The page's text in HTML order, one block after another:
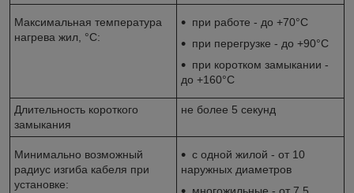
Максимальная температура
нагрева жил, °С:
при работе - до +70°С
при перегрузке - до +90°С
при коротком замыкании -
до +160°С
Длительность короткого
замыкания
не более 5 секунд
Минимально возможный
радиус изгиба кабеля при
установке:
с одной жилой - от 10
наружных диаметров